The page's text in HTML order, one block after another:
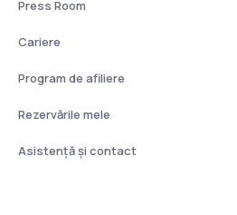
Press Room
Cariere
Program de afiliere
Rezervările mele
Asistenţă şi contact